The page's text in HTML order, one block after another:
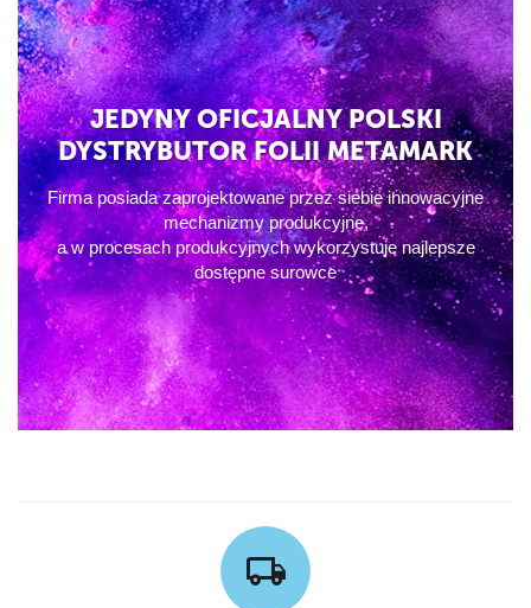
JEDYNY OFICJALNY POLSKI
DYSTRYBUTOR FOLII METAMARK
Firma posiada zaprojektowane przez siebie innowacyjne
mechanizmy produkcyjne,
a w procesach produkcyjnych wykorzystuje najlepsze
dostępne surowce